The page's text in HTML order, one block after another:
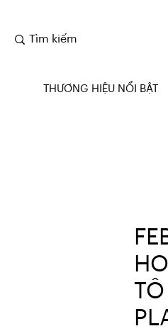
THƯƠNG HIỆU NỔI BẬT